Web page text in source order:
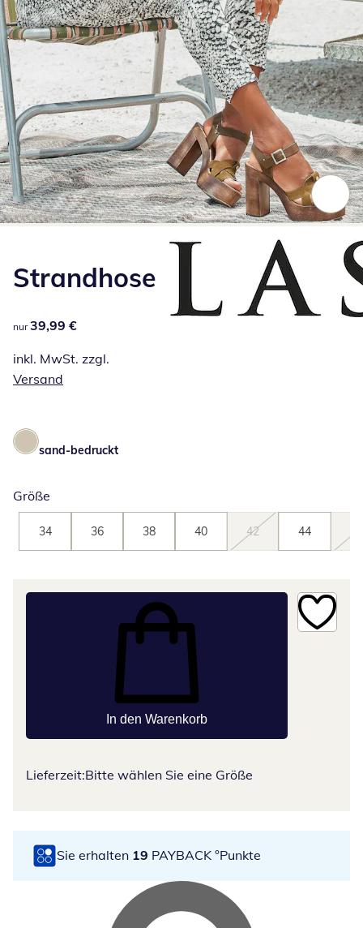
Strandhose
39,99 €
nur 39,99 €
inkl. MwSt. zzgl.
Versand
sand-bedruckt
Größe
34 36 38 40 42 44
In den Warenkorb
Lieferzeit:Bitte wählen Sie eine Größe
Sie erhalten 19 PAYBACK °Punkte